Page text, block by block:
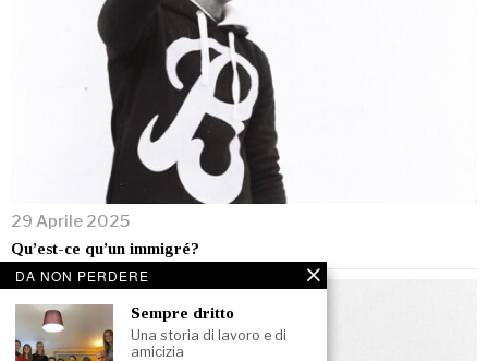
29 Aprile 2025
Qu’est-ce qu’un immigré?
DA NON PERDERE
Sempre dritto
Una storia di lavoro e di
amicizia